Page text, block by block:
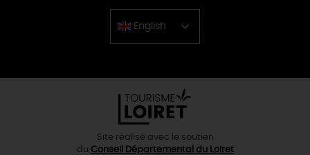
English
Chinese
Site réalisé avec le soutien
du Conseil Départemental du Loiret